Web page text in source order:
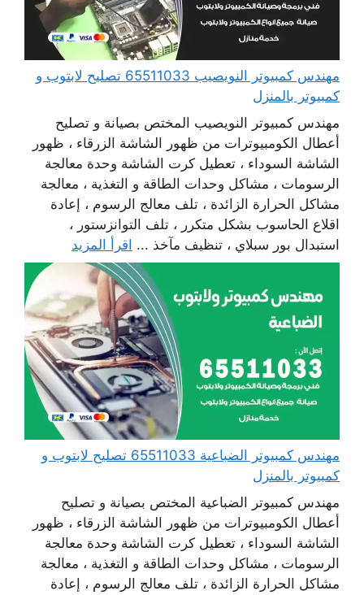
مهندس كمبيوتر النويصيب 65511033 تصليح لابتوب و
كمبيوتر بالمنزل
مهندس كمبيوتر النويصيب المختص بصيانة و تصليح
أعطال الكومبيوترات من ظهور الشاشة الزرقاء ، ظهور
الشاشة السوداء ، تعطيل كرت الشاشة وحدة معالجة
الرسومات ، مشاكل وحدات الطاقة و التغذية ، معالجة
مشاكل الحرارة الزائدة ، تلف معالج الرسوم ، إعادة
اقلاع الحاسوب بشكل متكرر ، تلف التوانزستور ،
استبدال بور سبلاي ، تنظيف مآخذ ... اقرأ المزيد
مهندس كمبيوتر الضباعية 65511033 تصليح لابتوب و
كمبيوتر بالمنزل
مهندس كمبيوتر الضباعية المختص بصيانة و تصليح
أعطال الكومبيوترات من ظهور الشاشة الزرقاء ، ظهور
الشاشة السوداء ، تعطيل كرت الشاشة وحدة معالجة
الرسومات ، مشاكل وحدات الطاقة و التغذية ، معالجة
مشاكل الحرارة الزائدة ، تلف معالج الرسوم ، إعادة